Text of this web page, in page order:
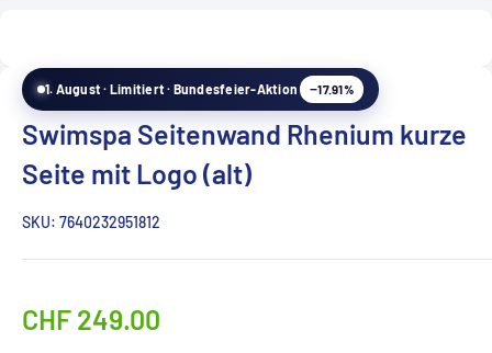
1. August · Limitiert · Bundesfeier-Aktion −17.91%
Swimspa Seitenwand Rhenium kurze
Seite mit Logo (alt)
SKU: 7640232951812
Sonderpreis
CHF 249.00